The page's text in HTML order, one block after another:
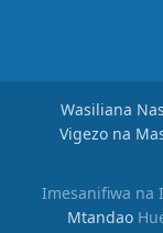
Wasiliana
Vigezo na
Imesanifiwa na
Mtandao